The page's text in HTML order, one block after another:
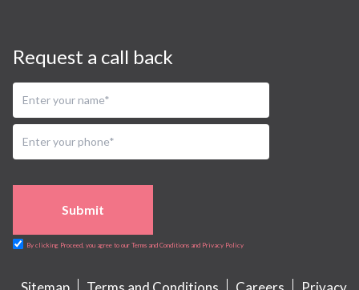
Request a call back
Submit
By clicking Proceed, you agree to our Terms and Conditions and Privacy Policy